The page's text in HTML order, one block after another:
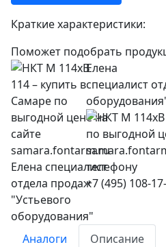
Краткие характеристики:
Поможет подобрать
Елена
специалист
+7 (495) 108-
Аналоги Описание